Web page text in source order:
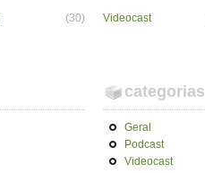
(30) Videocast
categorias
Geral
Podcast
Videocast